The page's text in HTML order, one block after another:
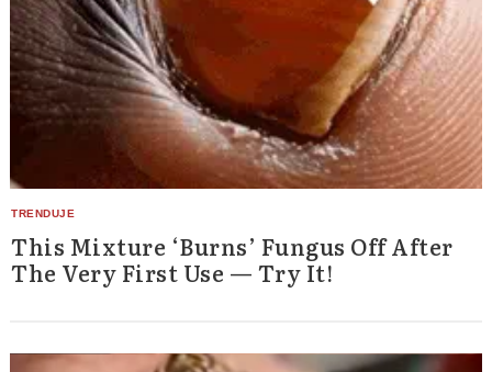
This Mixture ‘Burns’ Fungus Off After
The Very First Use — Try It!